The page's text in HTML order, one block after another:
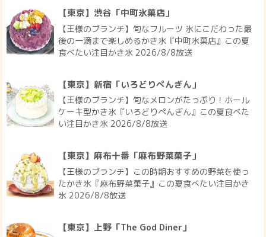
【東京】渋谷「中町氷菓店」
【王様のブランチ】旬なフルーツ 氷にこだわった最
後の一滴まで楽しめるかき氷『中町氷菓店』この夏
食べたい注目かき氷 2026/8/8放送
【東京】新宿「いろどりぺんぎん」
【王様のブランチ】旬なメロンがたっぷり！ホール
ケーキ型かき氷『いろどりぺんぎん』この夏食べた
い注目かき氷 2026/8/8放送
【東京】麻布十番「麻布野菜菓子」
【王様のブランチ】この時期おすすめの野菜を使っ
たかき氷『麻布野菜菓子』この夏食べたい注目かき
氷 2026/8/8放送
【東京】上野「The God Diner」